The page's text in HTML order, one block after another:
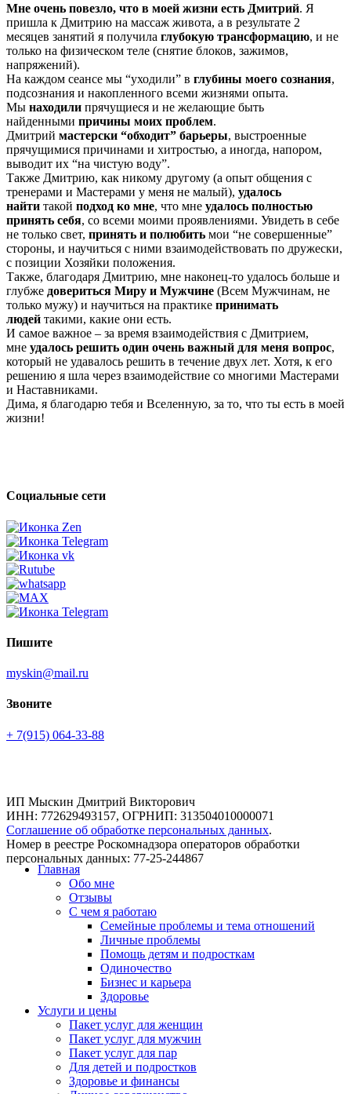
Мне очень повезло, что в моей жизни есть Дмитрий. Я
пришла к Дмитрию на массаж живота, а в результате 2
месяцев занятий я получила глубокую трансформацию, и не
только на физическом теле (снятие блоков, зажимов,
напряжений).
На каждом сеансе мы “уходили” в глубины моего сознания,
подсознания и накопленного всеми жизнями опыта.
Мы находили прячущиеся и не желающие быть
найденными причины моих проблем.
Дмитрий мастерски “обходит” барьеры, выстроенные
прячущимися причинами и хитростью, а иногда, напором,
выводит их “на чистую воду”.
Также Дмитрию, как никому другому (а опыт общения с
тренерами и Мастерами у меня не малый), удалось
найти такой подход ко мне, что мне удалось полностью
принять себя, со всеми моими проявлениями. Увидеть в себе
не только свет, принять и полюбить мои “не совершенные”
стороны, и научиться с ними взаимодействовать по дружески,
с позиции Хозяйки положения.
Также, благодаря Дмитрию, мне наконец-то удалось больше и
глубже довериться Миру и Мужчине (Всем Мужчинам, не
только мужу) и научиться на практике принимать
людей такими, какие они есть.
И самое важное – за время взаимодействия с Дмитрием,
мне удалось решить один очень важный для меня вопрос,
который не удавалось решить в течение двух лет. Хотя, к его
решению я шла через взаимодействие со многими Мастерами
и Наставниками.
Дима, я благодарю тебя и Вселенную, за то, что ты есть в моей
жизни!
Социальные сети
Пишите
myskin@mail.ru
Звоните
+ 7(915) 064-33-88
ИП Мыскин Дмитрий Викторович
ИНН: 772629493157, ОГРНИП: 313504010000071
Соглашение об обработке персональных данных.
Номер в реестре Роскомнадзора операторов обработки
персональных данных: 77-25-244867
Главная
Обо мне
Отзывы
С чем я работаю
Семейные проблемы и тема отношений
Личные проблемы
Помощь детям и подросткам
Одиночество
Бизнес и карьера
Здоровье
Услуги и цены
Пакет услуг для женщин
Пакет услуг для мужчин
Пакет услуг для пар
Для детей и подростков
Здоровье и финансы